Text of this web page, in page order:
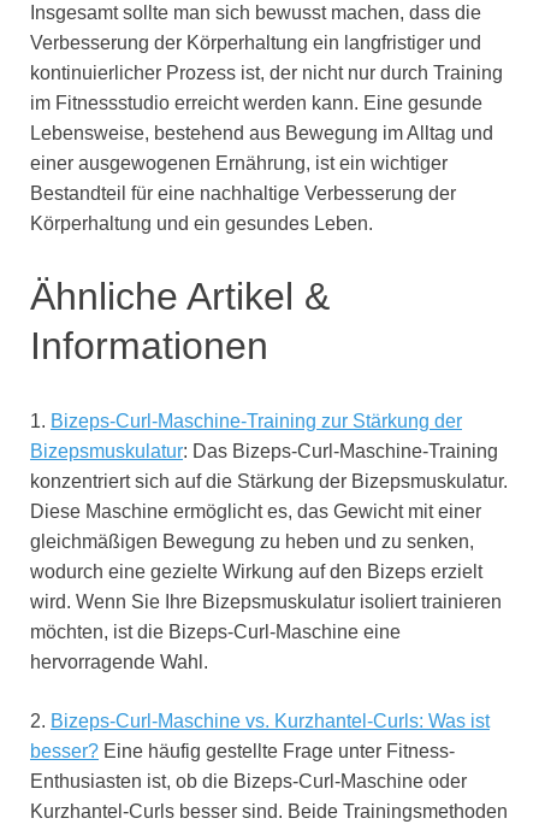
Insgesamt sollte man sich bewusst machen, dass die
Verbesserung der Körperhaltung ein langfristiger und
kontinuierlicher Prozess ist, der nicht nur durch Training
im Fitnessstudio erreicht werden kann. Eine gesunde
Lebensweise, bestehend aus Bewegung im Alltag und
einer ausgewogenen Ernährung, ist ein wichtiger
Bestandteil für eine nachhaltige Verbesserung der
Körperhaltung und ein gesundes Leben.
Ähnliche Artikel &
Informationen
1. Bizeps-Curl-Maschine-Training zur Stärkung der
Bizepsmuskulatur: Das Bizeps-Curl-Maschine-Training
konzentriert sich auf die Stärkung der Bizepsmuskulatur.
Diese Maschine ermöglicht es, das Gewicht mit einer
gleichmäßigen Bewegung zu heben und zu senken,
wodurch eine gezielte Wirkung auf den Bizeps erzielt
wird. Wenn Sie Ihre Bizepsmuskulatur isoliert trainieren
möchten, ist die Bizeps-Curl-Maschine eine
hervorragende Wahl.
2. Bizeps-Curl-Maschine vs. Kurzhantel-Curls: Was ist
besser? Eine häufig gestellte Frage unter Fitness-
Enthusiasten ist, ob die Bizeps-Curl-Maschine oder
Kurzhantel-Curls besser sind. Beide Trainingsmethoden